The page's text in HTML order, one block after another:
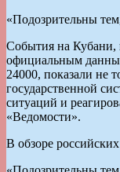
«Подозрительны
События на Кубани,
официальным
24000, показали не
государственной
ситуаций и
«Ведомости».
В обзоре российских